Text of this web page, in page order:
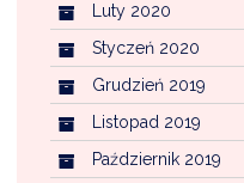
Luty 2020
Styczeń 2020
Grudzień 2019
Listopad 2019
Październik 2019